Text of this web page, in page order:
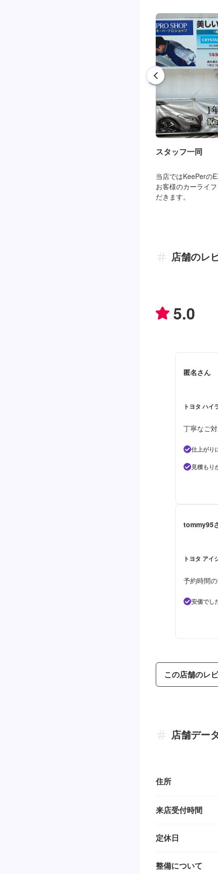
スタッフ一同
当店ではKeePerの
お客様のカーライ
だきます。
店舗のレ
5.0
匿名さん
トヨタ ハイ
丁寧なご
仕上がり
見積もり
tommy95
トヨタ アイ
予約時間
安価でし
この店舗のレ
店舗デー
住所
来店受付時間
定休日
整備について